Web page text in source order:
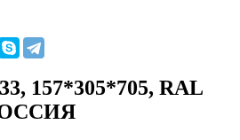
157*305*705, RAL